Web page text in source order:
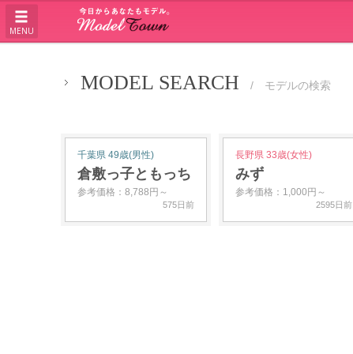
MENU
MODEL SEARCH / モデルの検索
千葉県 49歳(男性)
倉敷っ子ともっち
参考価格：8,788円～
575日前
長野県 33歳(女性)
みず
参考価格：1,000円～
2595日前